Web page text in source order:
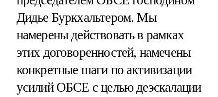
Дидье Буркхальтером. Мы
намерены действовать в рамках
этих договоренностей, намечены
конкретные шаги по активизации
усилий ОБСЕ с целью деэскалации